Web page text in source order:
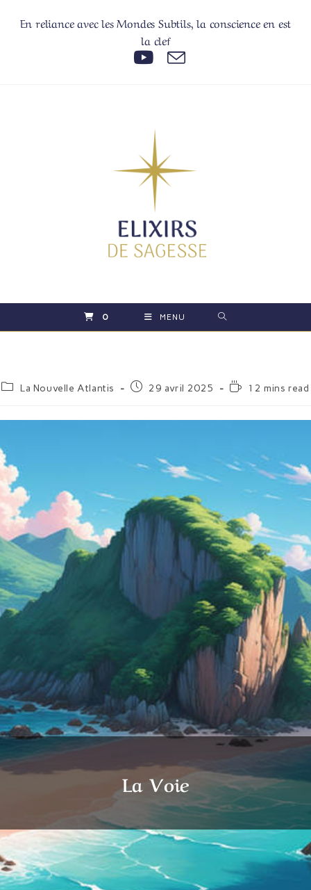
En reliance avec les Mondes Subtils, la conscience en est
la clef
0 MENU
La Nouvelle Atlantis 29 avril 2025 12 mins read
La Voie